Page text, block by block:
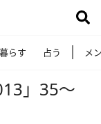
暮らす 占う メ
」35～